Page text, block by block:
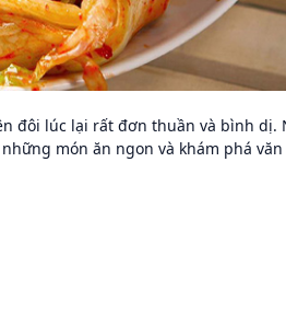
đôi lúc lại rất đơn thuần và bình dị.
món ăn ngon và khám phá